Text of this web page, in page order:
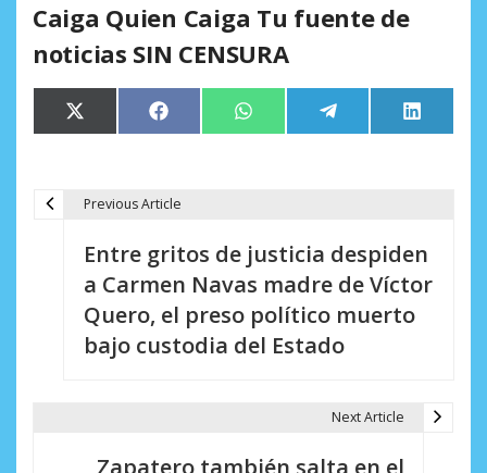
Caiga Quien Caiga Tu fuente de
noticias SIN CENSURA
Compartir
en
X
(Twitter)
Compartir
en
Facebook Compartir
en
WhatsApp Compartir
en
Telegram
en
LinkedIn
Previous Article
Entre gritos de justicia despiden
a Carmen Navas madre de Víctor
Quero, el preso político muerto
bajo custodia del Estado
Next Article
Zapatero también salta en el